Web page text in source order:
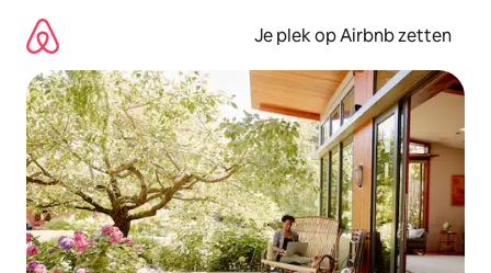
direct
naar
inhoud
Je plek op Airbnb zetten